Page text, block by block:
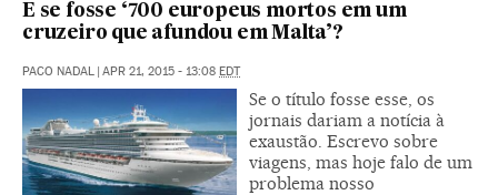
E se fosse ‘700 europeus mortos em um
cruzeiro que afundou em Malta’?
PACO NADAL | APR 21, 2015 - 13:08 EDT
Se o título fosse esse, os
jornais dariam a notícia à
exaustão. Escrevo sobre
viagens, mas hoje falo de um
problema nosso